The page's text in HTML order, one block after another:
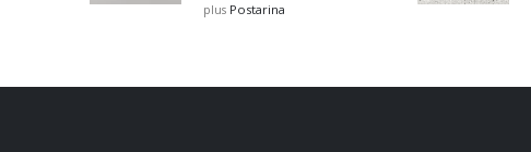
plus Postarina